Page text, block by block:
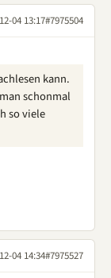
04 13:17#7975504
kann.
schonmal
so viele
04 14:34#7975527